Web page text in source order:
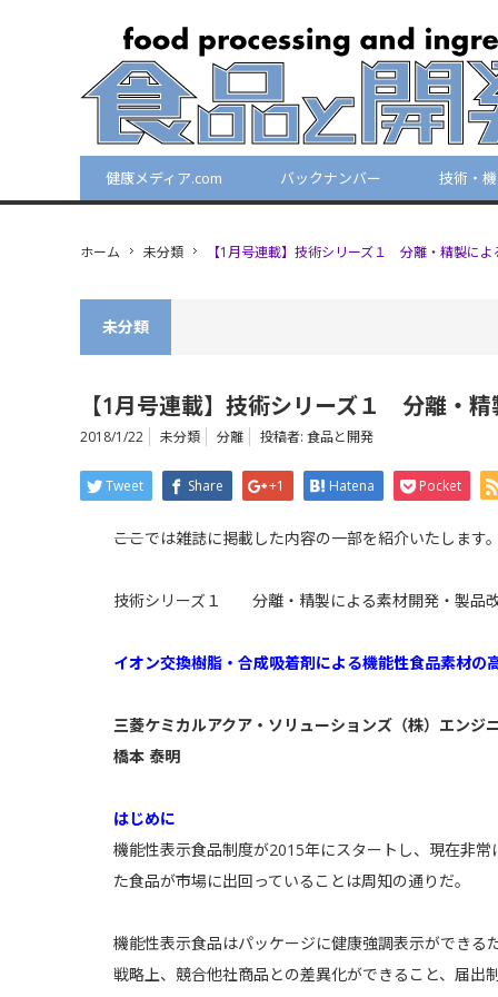
健康メディア.com バックナンバー 技術・
ホーム 未分類 【1月号連載】技術シリーズ１ 分離・精製に
未分類
【1月号連載】技術シリーズ１ 分離・
2018/1/22 未分類 分離 投稿者: 食品と開発
Tweet Share +1 Hatena Pocket
――ここでは雑誌に掲載した内容の一部を紹介いたします
技術シリーズ１ 分離・精製による素材開発・製品
イオン交換樹脂・合成吸着剤による機能性食品素材の
三菱ケミカルアクア・ソリューションズ（株）エ
橋本 泰明
はじめに
機能性表示食品制度が2015年にスタートし、現在非
た食品が市場に出回っていることは周知の通りだ。
機能性表示食品はパッケージに健康強調表示ができる
戦略上、競合他社商品との差異化ができること、届出